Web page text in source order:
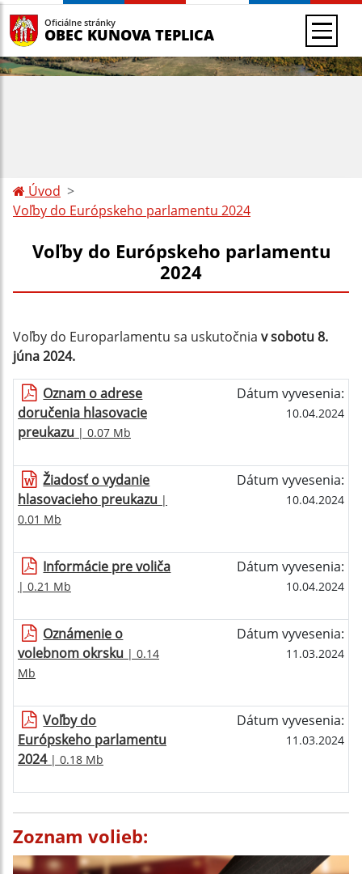
Oficiálne stránky
OBEC KUNOVA TEPLICA
Úvod
Voľby do Európskeho parlamentu 2024
Voľby do Európskeho parlamentu
2024
Voľby do Europarlamentu sa uskutočnia v sobotu 8.
júna 2024.
Oznam o adrese
doručenia hlasovacie
preukazu | 0.07 Mb
Dátum vyvesenia:
10.04.2024
Žiadosť o vydanie
hlasovacieho preukazu |
0.01 Mb
Dátum vyvesenia:
10.04.2024
Informácie pre voliča
| 0.21 Mb
Dátum vyvesenia:
10.04.2024
Oznámenie o
volebnom okrsku | 0.14
Mb
Dátum vyvesenia:
11.03.2024
Voľby do
Európskeho parlamentu
2024| 0.18 Mb
Dátum vyvesenia:
11.03.2024
Zoznam volieb: